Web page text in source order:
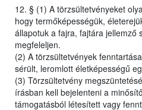
12. § (1) A törzsültetvényeket
hogy termőképességük,
állapotuk a fajra, fajtára jellemző
megfeleljen.
(2) A törzsültetvények
sérült, leromlott életképességű
(3) Törzsültetvény
írásban kell bejelenteni a
támogatásból létesített vagy